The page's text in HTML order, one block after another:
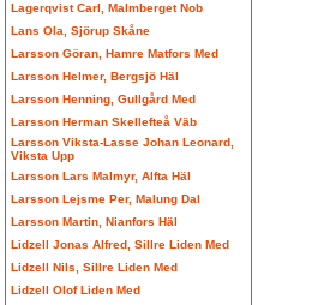
Lagerqvist Carl, Malmberget Nob
Lans Ola, Sjörup Skåne
Larsson Göran, Hamre Matfors Med
Larsson Helmer, Bergsjö Häl
Larsson Henning, Gullgård Med
Larsson Herman Skellefteå Väb
Larsson Viksta-Lasse Johan Leonard,
Viksta Upp
Larsson Lars Malmyr, Alfta Häl
Larsson Lejsme Per, Malung Dal
Larsson Martin, Nianfors Häl
Lidzell Jonas Alfred, Sillre Liden Med
Lidzell Nils, Sillre Liden Med
Lidzell Olof Liden Med